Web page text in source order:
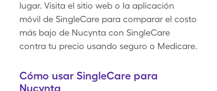
lugar. Visita el sitio web o la aplicación
móvil de SingleCare para comparar el costo
más bajo de Nucynta con SingleCare
contra tu precio usando seguro o Medicare.
Cómo usar SingleCare para
Nucynta